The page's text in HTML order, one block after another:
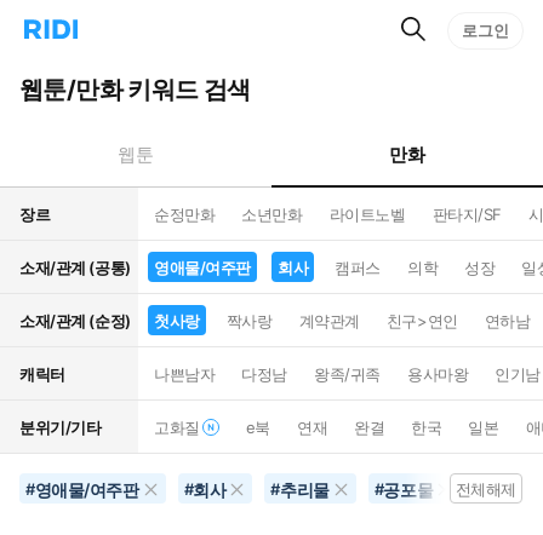
리
홈
으
턴
트
검
로그인
웹툰/만화 키워드 검색
웹툰 만화
장르 순정만화 소년만화 라이트노벨 판타지/SF
소재/관계 (공통) 영애물/여주판 회사 캠퍼스 의학 성장 일
소재/관계 (순정) 첫사랑 짝사랑 계약관계 친구>연인 연하남
캐릭터 나쁜남자 다정남 왕족/귀족 용사마왕 인기남
분위기/기타 고화질 e북 연재 완결 한국 일본
#영애물/여주판 #회사 #추리물 #공포물 #음악
전체해제